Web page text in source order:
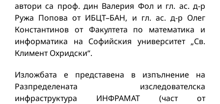
автори са проф. дин Валерия Фол и гл. ас. д-р
Ружа Попова от ИБЦТ–БАН, и гл. ас. д-р Олег
Константинов от Факултета по математика и
информатика на Софийския университет „Св.
Климент Охридски“.
Изложбата е представена в изпълнение на
Разпределената изследователска
инфраструктура ИНФРАМАТ (част от